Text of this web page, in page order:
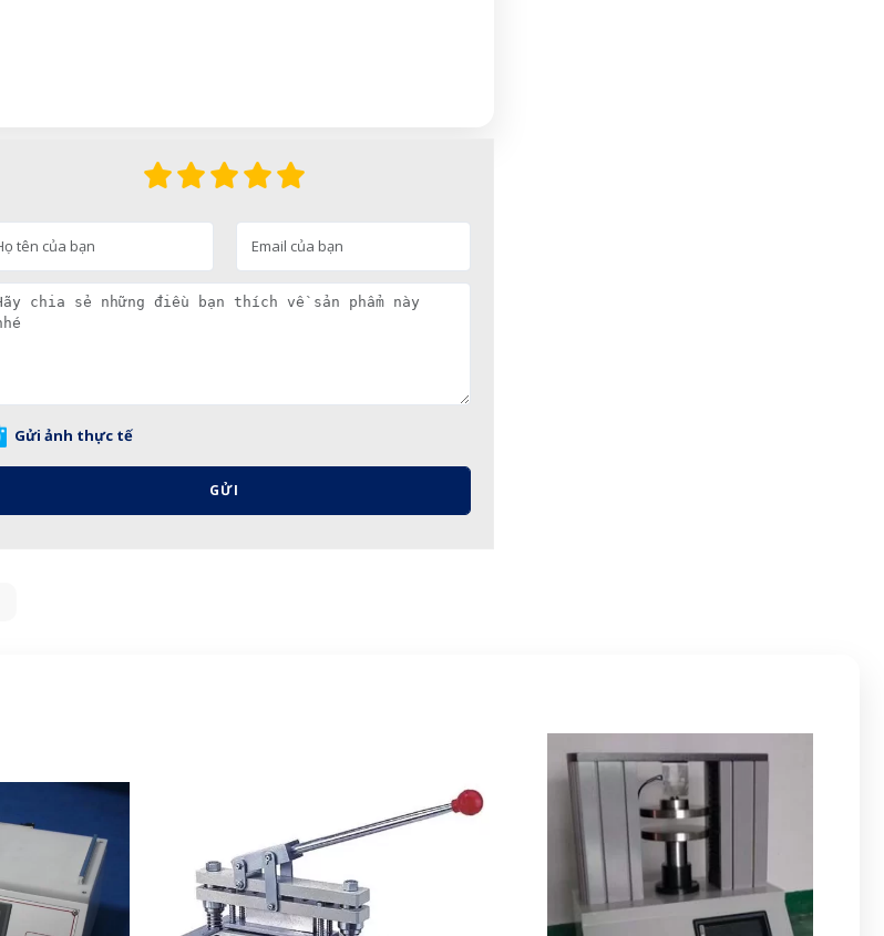
Gửi ảnh thực tế
GỬI